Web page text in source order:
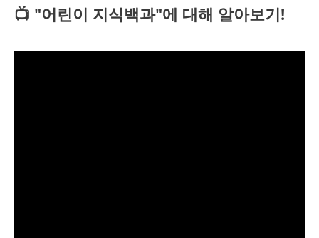
📺 "어린이 지식백과"에 대해 알아보기!